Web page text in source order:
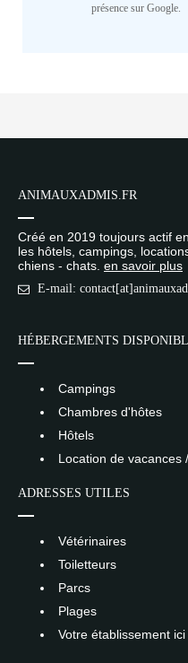
présence sur Google.
ANIMAUXADMIS.FR
Créé en 2019 toujours actif
les hôtels, campings,
chiens - chats. en savoir plus
E-mail:
HÉBERGEMENTS
Campings
Chambres d'hôtes
Hôtels
Location de vacances
ADRESSES UTILES
Vétérinaires
Toiletteurs
Parcs
Plages
Votre établissement ici